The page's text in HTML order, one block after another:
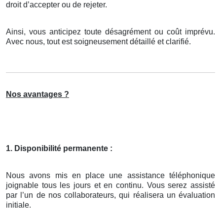
droit d’accepter ou de rejeter.
Ainsi, vous anticipez toute désagrément ou coût imprévu.
Avec nous, tout est soigneusement détaillé et clarifié.
Nos avantages ?
1. Disponibilité permanente :
Nous avons mis en place une assistance téléphonique
joignable tous les jours et en continu. Vous serez assisté
par l’un de nos collaborateurs, qui réalisera un évaluation
initiale.